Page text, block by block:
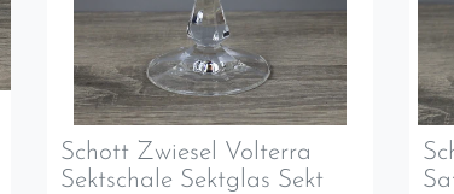
Schott Zwiesel Volterra
Sektschale Sektglas Sekt